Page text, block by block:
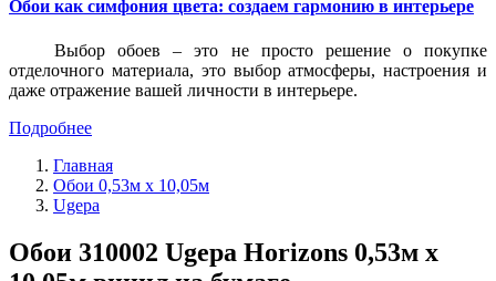
Обои как симфония цвета: создаем гармонию в интерьере
Выбор обоев – это не просто решение о покупке
отделочного материала, это выбор атмосферы, настроения и
даже отражение вашей личности в интерьере.
Подробнее
Главная
Обои 0,53м x 10,05м
Ugepa
Обои 310002 Ugepa Horizons 0,53м x